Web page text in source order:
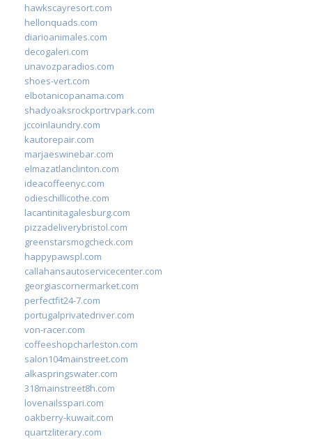
hawkscayresort.com
hellonquads.com
diarioanimales.com
decogaleri.com
unavozparadios.com
shoes-vert.com
elbotanicopanama.com
shadyoaksrockportrvpark.com
jccoinlaundry.com
kautorepair.com
marjaeswinebar.com
elmazatlanclinton.com
ideacoffeenyc.com
odieschillicothe.com
lacantinitagalesburg.com
pizzadeliverybristol.com
greenstarsmogcheck.com
happypawspl.com
callahansautoservicecenter.com
georgiascornermarket.com
perfectfit24-7.com
portugalprivatedriver.com
von-racer.com
coffeeshopcharleston.com
salon104mainstreet.com
alkaspringswater.com
318mainstreet8h.com
lovenailsspari.com
oakberry-kuwait.com
quartzliterary.com